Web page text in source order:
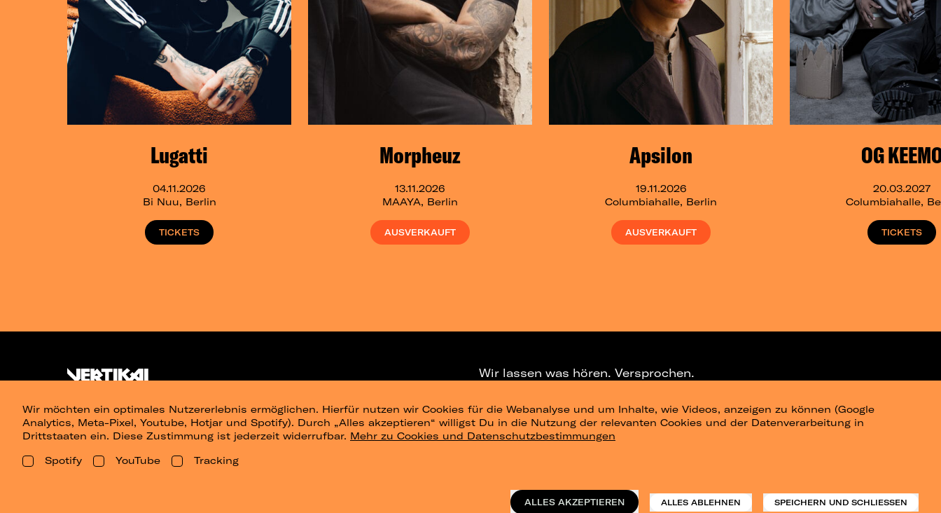
Lugatti
04.11.2026
Bi Nuu, Berlin
TICKETS
Morpheuz
13.11.2026
MAAYA, Berlin
AUSVERKAUFT
Apsilon
19.11.2026
Columbiahalle, Berlin
AUSVERKAUFT
OG
20.03.2027
Columbiahalle,
TICKETS
Wir möchten ein optimales Nutzererlebnis ermöglichen. Hierfür nutzen wir Cookies für die Webanalyse und um Inhalte, wie Videos, anzeigen zu können (Google
Analytics, Meta-Pixel, Youtube, Hotjar und Spotify). Durch „Alles akzeptieren“ willigst Du in die Nutzung der relevanten Cookies und der Datenverarbeitung in
Drittstaaten ein. Diese Zustimmung ist jederzeit widerrufbar. Mehr zu Cookies und Datenschutzbestimmungen
Spotify
YouTube Tracking
ALLES AKZEPTIEREN ALLES ABLEHNEN SPEICHERN UND SCHLIESSEN
Wir lassen was hören. Versprochen.
NEWSLETTER TELEGRAM-CHANNEL
Vergangene Shows o_teamDatenschutzImpressum